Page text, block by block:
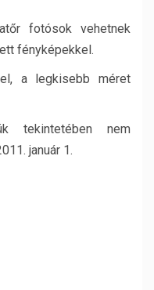
fotósok vehetnek
fényképekkel.
a legkisebb méret
tekintetében nem
11. január 1.